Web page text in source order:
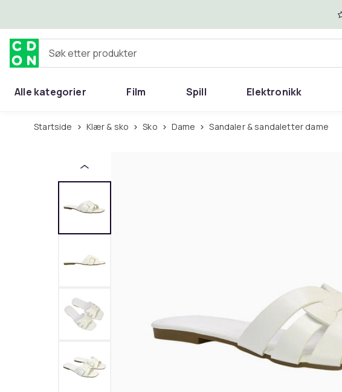
Søk etter produkter
Alle kategorier Film Spill Elektronikk
Startside Klær & sko Sko Dame Sandaler & sandaletter dame